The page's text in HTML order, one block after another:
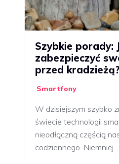
Szybkie porady:
zabezpieczyć
przed kradzieżą?
Smartfony
W dzisiejszym szybko
świecie technologii
nieodłączną częścią
codziennego. Niemniej…